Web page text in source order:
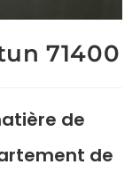
71400
de
de